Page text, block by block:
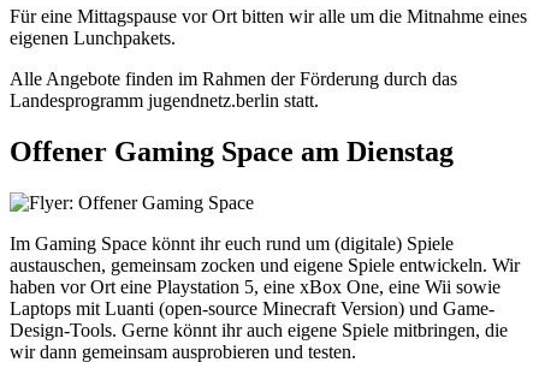
Für eine Mittagspause vor Ort bitten wir alle um die Mitnahme eines
eigenen Lunchpakets.
Alle Angebote finden im Rahmen der Förderung durch das
Landesprogramm jugendnetz.berlin statt.
Offener Gaming Space am Dienstag
Im Gaming Space könnt ihr euch rund um (digitale) Spiele
austauschen, gemeinsam zocken und eigene Spiele entwickeln. Wir
haben vor Ort eine Playstation 5, eine xBox One, eine Wii sowie
Laptops mit Luanti (open-source Minecraft Version) und Game-
Design-Tools. Gerne könnt ihr auch eigene Spiele mitbringen, die
wir dann gemeinsam ausprobieren und testen.